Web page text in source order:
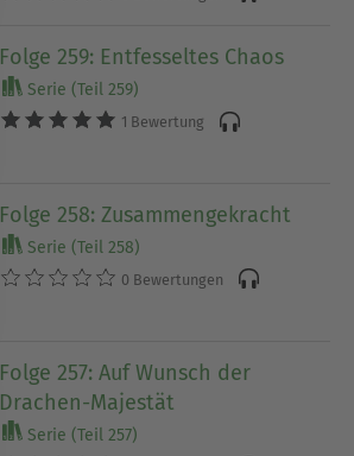
Folge 259: Entfesseltes Chaos
Serie (Teil 259)
1 Bewertung
Folge 258: Zusammengekracht
Serie (Teil 258)
0 Bewertungen
Folge 257: Auf Wunsch der
Drachen-Majestät
Serie (Teil 257)